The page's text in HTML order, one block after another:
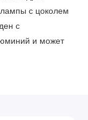
лампы с цоколем
с
и может